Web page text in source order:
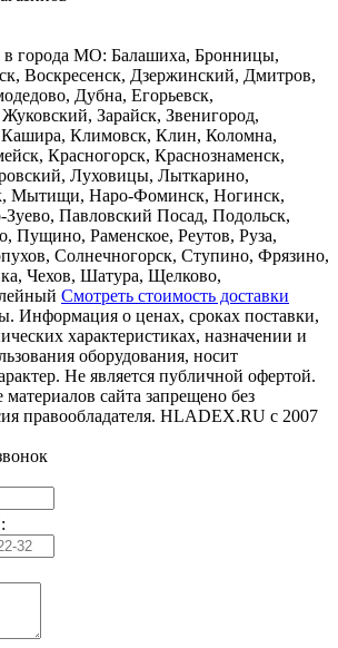
в города МО: Балашиха, Бронницы,
Воскресенск, Дзержинский, Дмитров,
Дубна, Егорьевск,
Зарайск, Звенигород,
Кашира, Климовск, Клин, Коломна,
Красногорск, Краснознаменск,
Луховицы, Лыткарино,
Мытищи, Наро-Фоминск, Ногинск,
Павловский Посад, Подольск,
Пущино, Раменское, Реутов, Руза,
Солнечногорск, Ступино, Фрязино,
Чехов, Шатура, Щелково,
Смотреть стоимость доставки
Информация о ценах, сроках поставки,
характеристиках, назначении и
оборудования, носит
Не является публичной офертой.
сайта запрещено без
правообладателя. HLADEX.RU c 2007
: